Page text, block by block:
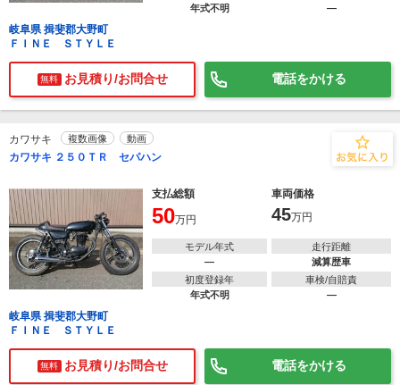
年式不明
―
岐阜県 揖斐郡大野町
ＦＩＮＥ ＳＴＹＬＥ
無料 お見積り/お問合せ 電話をかける
カワサキ 複数画像 動画
カワサキ ２５０ＴＲ セパハン
支払総額 車両価格
50万円 45万円
モデル年式
―
走行距離
減算歴車
初度登録年
年式不明
車検/自賠責
―
岐阜県 揖斐郡大野町
ＦＩＮＥ ＳＴＹＬＥ
無料 お見積り/お問合せ 電話をかける